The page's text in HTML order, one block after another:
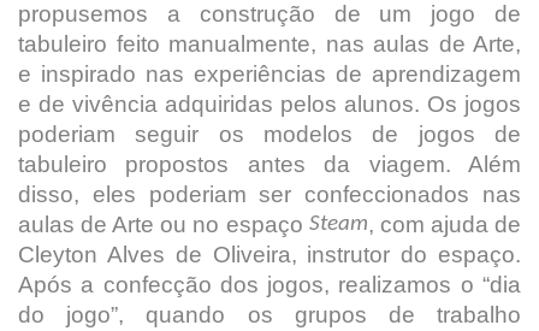
propusemos a construção de um jogo de
tabuleiro feito manualmente, nas aulas de Arte,
e inspirado nas experiências de aprendizagem
e de vivência adquiridas pelos alunos. Os jogos
poderiam seguir os modelos de jogos de
tabuleiro propostos antes da viagem. Além
disso, eles poderiam ser confeccionados nas
aulas de Arte ou no espaço Steam, com ajuda de
Cleyton Alves de Oliveira, instrutor do espaço.
Após a confecção dos jogos, realizamos o “dia
do jogo”, quando os grupos de trabalho